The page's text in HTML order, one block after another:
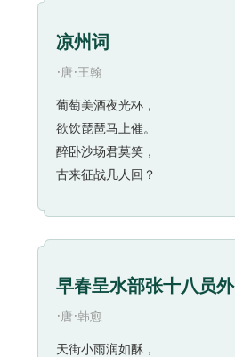
凉州词
·唐·王翰
葡萄美酒夜光杯，
欲饮琵琶马上催。
醉卧沙场君莫笑，
古来征战几人回？
早春呈水部张十八员外
·唐·韩愈
天街小雨润如酥，